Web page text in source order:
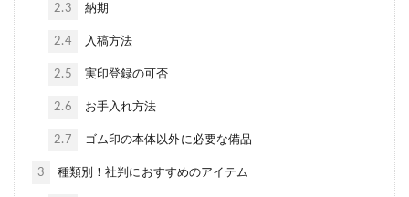
2.3 納期
2.4 入稿方法
2.5 実印登録の可否
2.6 お手入れ方法
2.7 ゴム印の本体以外に必要な備品
3 種類別！社判におすすめのアイテム